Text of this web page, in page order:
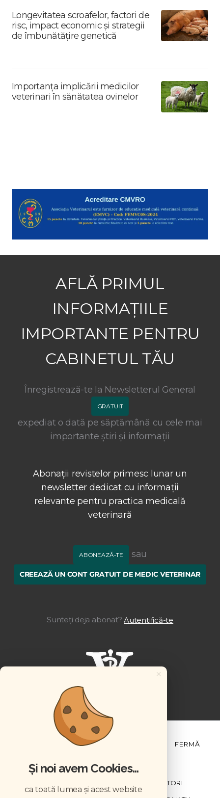
Longevitatea scroafelor, factori de
risc, impact economic și strategii
de îmbunătățire genetică
Importanța implicării medicilor
veterinari în sănătatea ovinelor
AFLĂ PRIMUL
INFORMAȚIILE
IMPORTANTE PENTRU
CABINETUL TĂU
Înregistrează-te la Newsletterul General
GRATUIT
expediat o dată pe săptămână cu cele mai
importante știri și informații
Abonații revistelor primesc lunar un
newsletter dedicat cu informații
relevante pentru practica medicală
veterinară
ABONEAZĂ-TE sau
CREEAZĂ UN CONT GRATUIT DE MEDIC VETERINAR
Sunteți deja abonat? Autentifică-te
ȘTIINȚĂ ȘI PRACTICĂ FERMĂ
CONTRIBUTORI
×
Și noi avem Cookies...
ca toată lumea și acest website